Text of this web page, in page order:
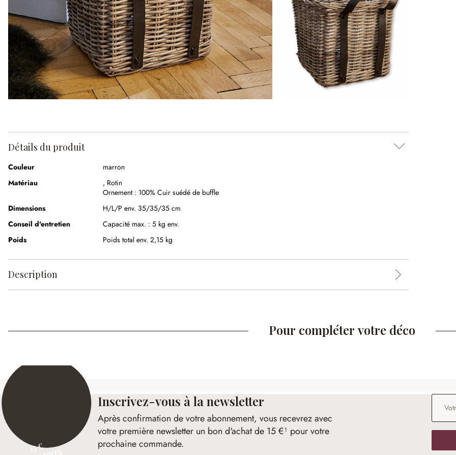
Détails du produit
Couleur
marron
Matériau
, Rotin
Ornement : 100% Cuir suédé de buffle
Dimensions
H/L/P env. 35/35/35 cm
Conseil d'entretien
Capacité max. : 5 kg env.
Poids
Poids total env. 2,15 kg
Description
Pour compléter votre déco
15 €
Inscrivez-vous à la newsletter
Après confirmation de votre abonnement, vous recevrez avec
votre première newsletter un bon d'achat de 15 €¹ pour votre
prochaine commande.
Adresse